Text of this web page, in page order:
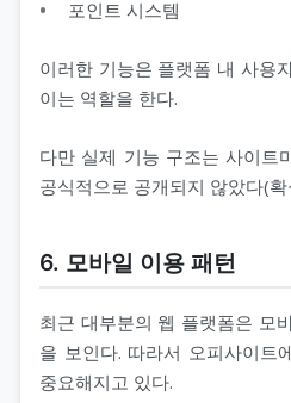
포인트 시스템
이러한 기능은 플랫폼 내 사용
이는 역할을 한다.
다만 실제 기능 구조는 사이트
공식적으로 공개되지 않았다(
6. 모바일 이용 패턴
최근 대부분의 웹 플랫폼은 모
을 보인다. 따라서 오피사이트
중요해지고 있다.